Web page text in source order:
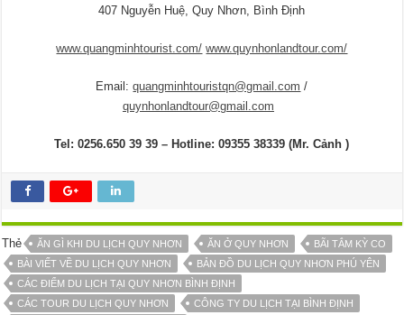
407 Nguyễn Huệ, Quy Nhơn, Bình Định
www.quangminhtourist.com/ www.quynhonlandtour.com/
Email:quangminhtouristqn@gmail.com /
quynhonlandtour@gmail.com
Tel: 0256.650 39 39 – Hotline:09355 38339(Mr. Cảnh )
Thẻ ĂN GÌ KHI DU LỊCH QUY NHƠN ĂN Ở QUY NHƠN
BÃI TẮM KỲ CO
BÀI VIẾT VỀ DU LỊCH QUY NHƠN
BẢN ĐỒ DU LỊCH QUY NHƠN PHÚ YÊN
CÁC ĐIỂM DU LỊCH TẠI QUY NHƠN BÌNH ĐỊNH
CÁC TOUR DU LỊCH QUY NHƠN
CÔNG TY DU LỊCH TẠI BÌNH ĐỊNH